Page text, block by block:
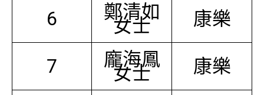
6 鄭清如
女士 康樂
7 龐海鳳
女士 康樂